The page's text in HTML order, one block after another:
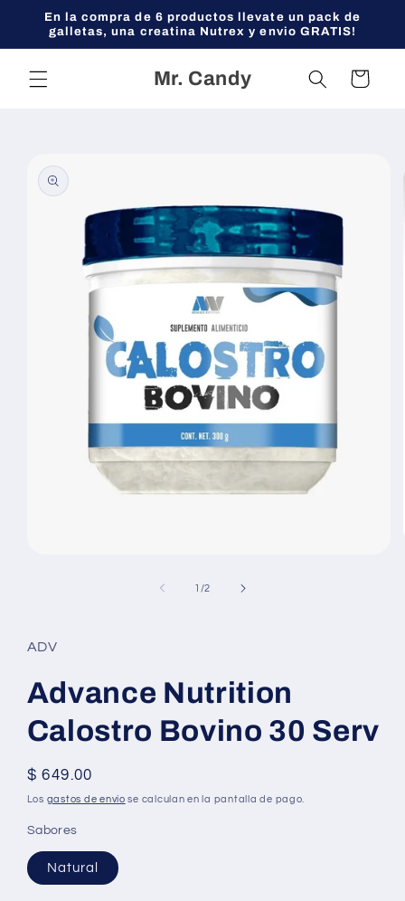
directamente
al contenido
En la compra de 6 productos llevate un pack de
galletas, una creatina Nutrex y envio GRATIS!
Mr. Candy Carrito
información
ventana
modal
1 /de
2
ADV
Advance Nutrition
Calostro Bovino 30 Serv
Precio
habitual
$ 649.00
Los gastos de envío se calculan en la pantalla de pago.
Sabores
Natural